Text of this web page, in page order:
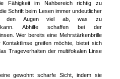
Fähigkeit im Nahbereich richtig zu
Schrift beim Lesen immer undeutlicher
den Augen viel ab, was zu
kann. Abhilfe schaffen bei der
Wer bereits eine Mehrstärkenbrille
greifen möchte, bietet sich
Trageverhalten der multifokalen Linse
gewohnt scharfe Sicht, indem sie